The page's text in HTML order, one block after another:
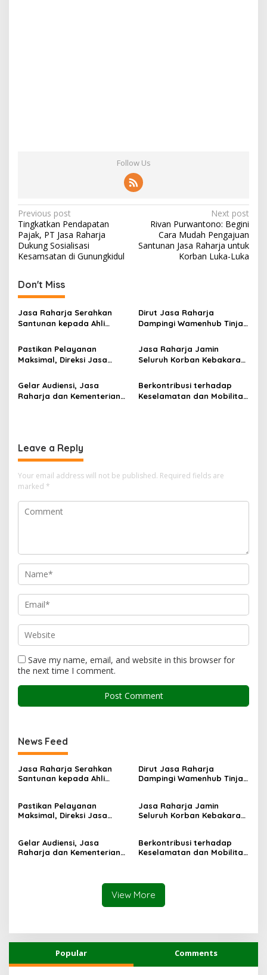
Follow Us
Post
navigation
Previous post
Tingkatkan Pendapatan
Pajak, PT Jasa Raharja
Dukung Sosialisasi
Kesamsatan di Gunungkidul
Next post
Rivan Purwantono: Begini
Cara Mudah Pengajuan
Santunan Jasa Raharja untuk
Korban Luka-Luka
Don't Miss
Jasa Raharja Serahkan
Santunan kepada Ahli
KM Mutiara Sentosa II
Dirut Jasa Raharja
Dampingi Wamenhub Tinjau
Mutiara Sentosa II di RS
PHC Surabaya
Pastikan Pelayanan
Maksimal, Direksi Jasa
Kebakaran KM Mutiara
Sentosa II
Jasa Raharja Jamin
Seluruh Korban Kebakaran
Perairan Sumenep
Gelar Audiensi, Jasa
Raharja dan Kementerian
Berkontribusi terhadap
Keselamatan dan Mobilitas
Leave a Reply
Your email address will not be published. Required fields are
marked *
Save my name, email, and website in this browser for
the next time I comment.
News Feed
Jasa Raharja Serahkan
Santunan kepada Ahli
Dirut Jasa Raharja
Dampingi Wamenhub Tinjau
PHC Surabaya
Pastikan Pelayanan
Maksimal, Direksi Jasa
Sentosa II
Jasa Raharja Jamin
Seluruh Korban Kebakaran
Gelar Audiensi, Jasa
Raharja dan Kementerian
Berkontribusi terhadap
Keselamatan dan Mobilitas
Awards 2026
View More
Popular Comments